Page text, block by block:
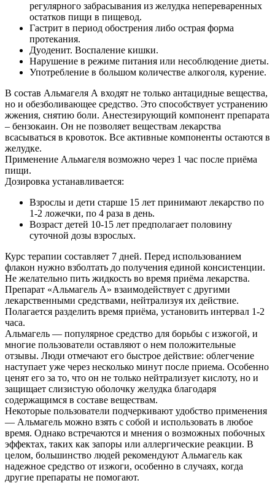
регулярного забрасывания из желудка непереваренных
остатков пищи в пищевод.
Гастрит в период обострения либо острая форма
протекания.
Дуоденит. Воспаление кишки.
Нарушение в режиме питания или несоблюдение диеты.
Употребление в большом количестве алкоголя, курение.
В состав Альмагеля А входят не только антацидные вещества,
но и обезболивающее средство. Это способствует устранению
жжения, снятию боли. Анестезирующий компонент препарата
– бензокаин. Он не позволяет веществам лекарства
всасываться в кровоток. Все активные компоненты остаются в
желудке.
Применение Альмагеля возможно через 1 час после приёма
пищи.
Дозировка устанавливается:
Взрослы и дети старше 15 лет принимают лекарство по
1-2 ложечки, по 4 раза в день.
Возраст детей 10-15 лет предполагает половину
суточной дозы взрослых.
Курс терапии составляет 7 дней. Перед использованием
флакон нужно взболтать до получения единой консистенции.
Не желательно пить жидкость во время приёма лекарства.
Препарат «Альмагель А» взаимодействует с другими
лекарственными средствами, нейтрализуя их действие.
Полагается разделить время приёма, установить интервал 1-2
часа.
Альмагель — популярное средство для борьбы с изжогой, и
многие пользователи оставляют о нем положительные
отзывы. Люди отмечают его быстрое действие: облегчение
наступает уже через несколько минут после приема. Особенно
ценят его за то, что он не только нейтрализует кислоту, но и
защищает слизистую оболочку желудка благодаря
содержащимся в составе веществам.
Некоторые пользователи подчеркивают удобство применения
— Альмагель можно взять с собой и использовать в любое
время. Однако встречаются и мнения о возможных побочных
эффектах, таких как запоры или аллергические реакции. В
целом, большинство людей рекомендуют Альмагель как
надежное средство от изжоги, особенно в случаях, когда
другие препараты не помогают.